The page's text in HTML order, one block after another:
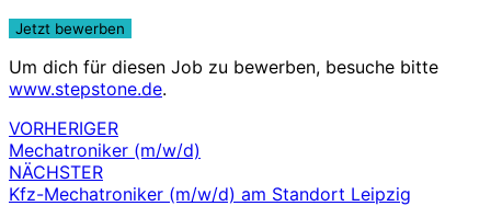
Um dich für diesen Job zu bewerben, besuche bitte
www.stepstone.de.
Beitragsnavigation
VORHERIGER
Mechatroniker (m/w/d)
NÄCHSTER
Kfz-Mechatroniker (m/w/d) am Standort Leipzig